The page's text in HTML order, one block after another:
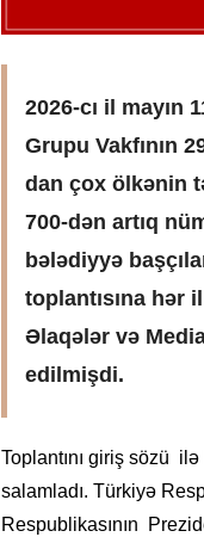
2026-cı il mayın
Grupu Vakfının
dan çox ölkənin
700-dən artıq
bələdiyyə
toplantısına hər
Əlaqələr və
edilmişdi.
Toplantını giriş sözü
salamladı. Türkiyə
Respublikasının